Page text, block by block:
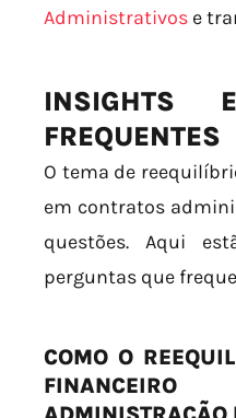
Administrativos e
INSIGHTS
FREQUENTES
O tema de
em contratos
questões. Aqui
perguntas que
COMO O